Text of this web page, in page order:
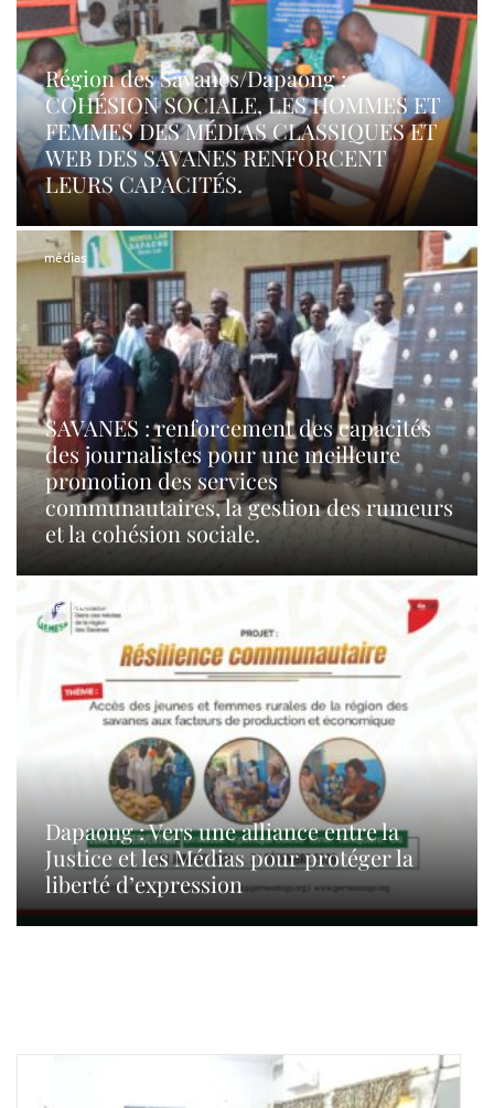
Région des Savanes/Dapaong :
COHÉSION SOCIALE, LES HOMMES ET
FEMMES DES MÉDIAS CLASSIQUES ET
WEB DES SAVANES RENFORCENT
LEURS CAPACITÉS.
médias
SAVANES : renforcement des capacités
des journalistes pour une meilleure
promotion des services
communautaires, la gestion des rumeurs
et la cohésion sociale.
médias
Dapaong : Vers une alliance entre la
Justice et les Médias pour protéger la
liberté d’expression